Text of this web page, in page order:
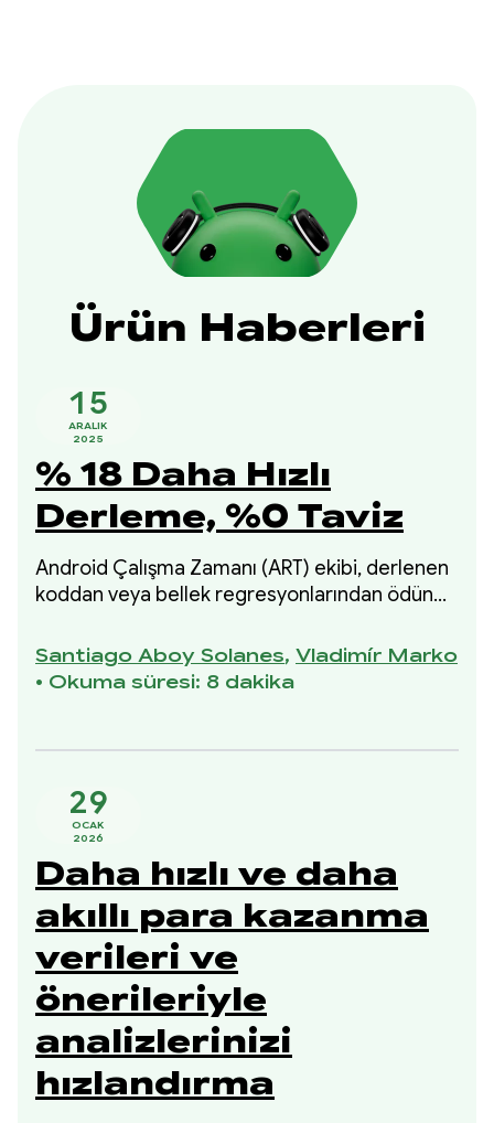
Ürün Haberleri
15
ARALIK
2025
% 18 Daha Hızlı
Derleme, %0 Taviz
Android Çalışma Zamanı (ART) ekibi, derlenen
koddan veya bellek regresyonlarından ödün
iyileştirme, bellek kullanımından veya derlenen
kodun kalitesinden ödün vermeden derleme
Santiago Aboy Solanes, Vladimír Marko
• Okuma süresi: 8 dakika
29
OCAK
2026
Daha hızlı ve daha
akıllı para kazanma
verileri ve
önerileriyle
analizlerinizi
hızlandırma